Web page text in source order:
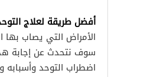
أفضل طريقة لعلاج
الأمراض التي يصاب
سوف نتحدث عن إجابة
اضطراب التوحد وأسبابه